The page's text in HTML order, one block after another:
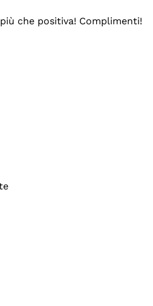
che positiva! Complimenti!